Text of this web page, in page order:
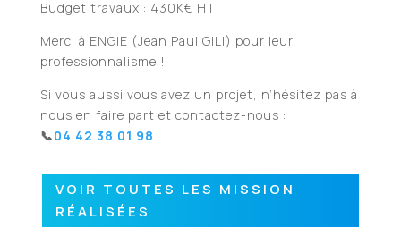
Budget travaux : 430K€ HT
Merci à ENGIE (Jean Paul GILI) pour leur
professionnalisme !
Si vous aussi vous avez un projet, n’hésitez pas à
nous en faire part et contactez-nous :
📞​04 42 38 01 98
VOIR TOUTES LES MISSION
RÉALISÉES